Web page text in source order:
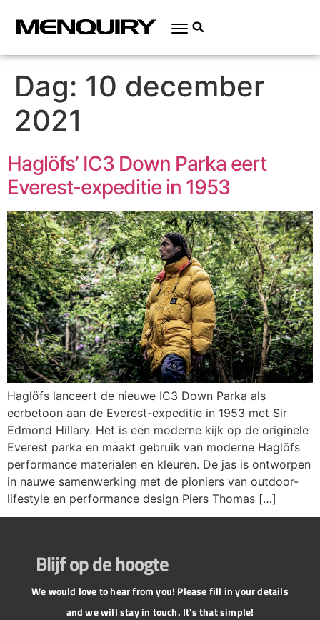
Dag: 10 december
2021
Haglöfs’ IC3 Down Parka eert
Everest-expeditie in 1953
Haglöfs lanceert de nieuwe IC3 Down Parka als
eerbetoon aan de Everest-expeditie in 1953 met Sir
Edmond Hillary. Het is een moderne kijk op de originele
Everest parka en maakt gebruik van moderne Haglöfs
performance materialen en kleuren. De jas is ontworpen
in nauwe samenwerking met de pioniers van outdoor-
lifestyle en performance design Piers Thomas […]
Blijf op de hoogte
We would love to hear from you! Please fill in your details
and we will stay in touch. It's that simple!